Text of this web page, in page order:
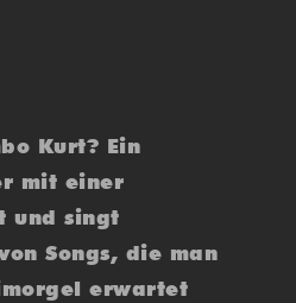
Kurt? Ein
mit einer
und singt
Songs, die man
erwartet